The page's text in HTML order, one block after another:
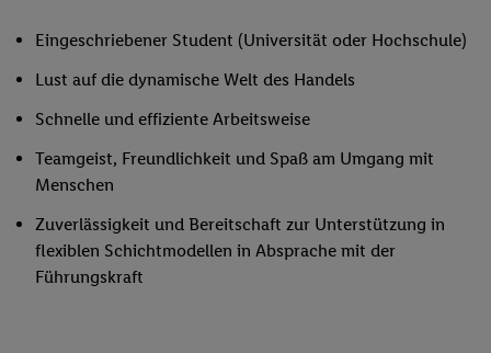
Eingeschriebener Student (Universität oder Hochschule)
Lust auf die dynamische Welt des Handels
Schnelle und effiziente Arbeitsweise
Teamgeist, Freundlichkeit und Spaß am Umgang mit
Menschen
Zuverlässigkeit und Bereitschaft zur Unterstützung in
flexiblen Schichtmodellen in Absprache mit der
Führungskraft